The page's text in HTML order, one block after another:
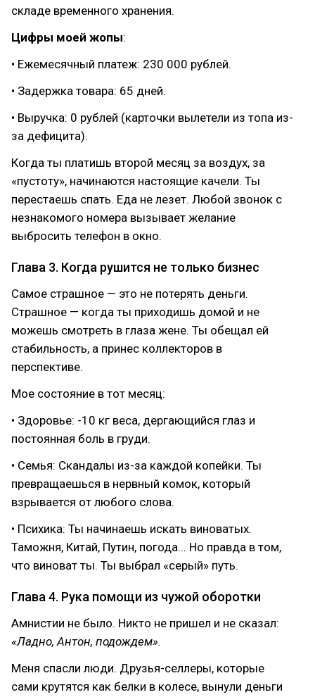
складе временного хранения.
Цифры моей жопы:
• Ежемесячный платеж: 230 000 рублей.
• Задержка товара: 65 дней.
• Выручка: 0 рублей (карточки вылетели из топа из-
за дефицита).
Когда ты платишь второй месяц за воздух, за
«пустоту», начинаются настоящие качели. Ты
перестаешь спать. Еда не лезет. Любой звонок с
незнакомого номера вызывает желание
выбросить телефон в окно.
Глава 3. Когда рушится не только бизнес
Самое страшное — это не потерять деньги.
Страшное — когда ты приходишь домой и не
можешь смотреть в глаза жене. Ты обещал ей
стабильность, а принес коллекторов в
перспективе.
Мое состояние в тот месяц:
• Здоровье: -10 кг веса, дергающийся глаз и
постоянная боль в груди.
• Семья: Скандалы из-за каждой копейки. Ты
превращаешься в нервный комок, который
взрывается от любого слова.
• Психика: Ты начинаешь искать виноватых.
Таможня, Китай, Путин, погода... Но правда в том,
что виноват ты. Ты выбрал «серый» путь.
Глава 4. Рука помощи из чужой оборотки
Амнистии не было. Никто не пришел и не сказал:
«Ладно, Антон, подождем».
Меня спасли люди. Друзья-селлеры, которые
сами крутятся как белки в колесе, вынули деньги